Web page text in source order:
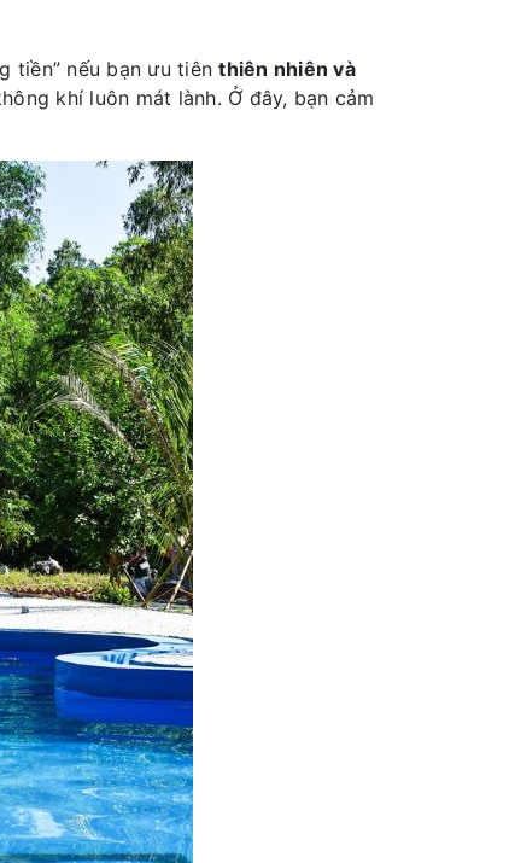
tiền” nếu bạn ưu tiênthiên nhiên và
khí luôn mát lành. Ở đây, bạn cảm